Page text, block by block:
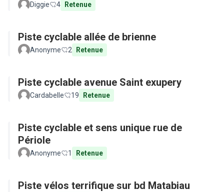
Diggie 4 Retenue
Piste cyclable allée de brienne
Anonyme 2 Retenue
Piste cyclable avenue Saint exupery
Cardabelle 19 Retenue
Piste cyclable et sens unique rue de
Périole
Anonyme 1 Retenue
Piste vélos terrifique sur bd Matabiau